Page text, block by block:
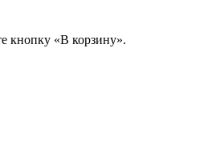
кнопку «В корзину».